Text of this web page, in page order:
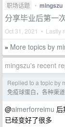
职场话题 • mingszu
分享毕业后第一
Oct 31, 2021 • Lastly
» More topics by
mingszu's recent
Replied to a topic by
免疫球蛋白，各种渠
@aimerforreimu
已经变好了很多